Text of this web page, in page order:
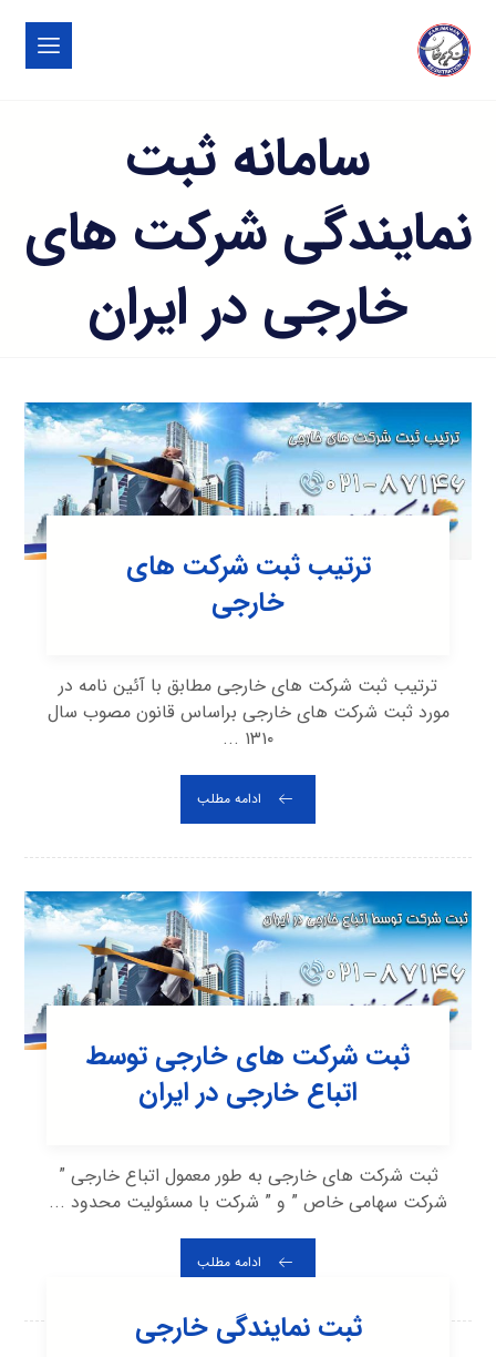
سامانه ثبت
نمایندگی شرکت های
خارجی در ایران
ترتیب ثبت شرکت های
خارجی
ترتیب ثبت شرکت های خارجی مطابق با آئین نامه در
مورد ثبت شرکت های خارجی براساس قانون مصوب سال
۱۳۱۰ ...
ادامه مطلب
ثبت شرکت های خارجی توسط
اتباع خارجی در ایران
ثبت شرکت های خارجی به طور معمول اتباع خارجی ”
شرکت سهامی خاص ” و ” شرکت با مسئولیت محدود ...
ادامه مطلب
ثبت نمایندگی خارجی